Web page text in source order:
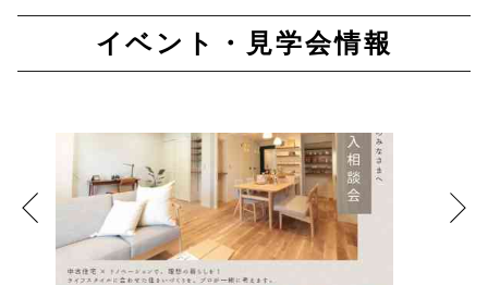
イベント・見学会情報